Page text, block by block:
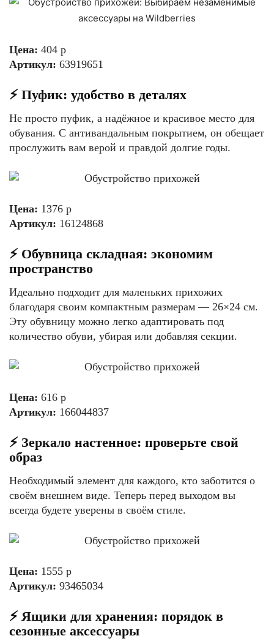
Цена: 404 р
Артикул: 63919651
⚡️ Пуфик: удобство в деталях
Не просто пуфик, а надёжное и красивое место для
обувания. С антивандальным покрытием, он обещает
прослужить вам верой и правдой долгие годы.
Цена: 1376 р
Артикул: 16124868
⚡️ Обувница складная: экономим
пространство
Идеально подходит для маленьких прихожих
благодаря своим компактным размерам — 26×24 см.
Эту обувницу можно легко адаптировать под
количество обуви, убирая или добавляя секции.
Цена: 616 р
Артикул: 166044837
⚡️ Зеркало настенное: проверьте свой
образ
Необходимый элемент для каждого, кто заботится о
своём внешнем виде. Теперь перед выходом вы
всегда будете уверены в своём стиле.
Цена: 1555 р
Артикул: 93465034
⚡️ Ящики для хранения: порядок в
сезонные аксессуары